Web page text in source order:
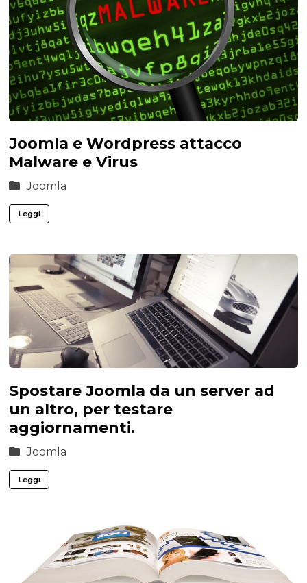
Joomla e Wordpress attacco
Malware e Virus
Joomla
Leggi
Spostare Joomla da un server ad
un altro, per testare
aggiornamenti.
Joomla
Leggi